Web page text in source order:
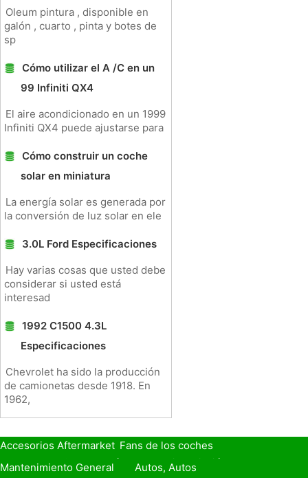
Oleum pintura , disponible en
galón , cuarto , pinta y botes de
sp
Cómo utilizar el A /C en un
99 Infiniti QX4
El aire acondicionado en un 1999
Infiniti QX4 puede ajustarse para
Cómo construir un coche
solar en miniatura
La energía solar es generada por
la conversión de luz solar en ele
3.0L Ford Especificaciones
Hay varias cosas que usted debe
considerar si usted está
interesad
1992 C1500 4.3L
Especificaciones
Chevrolet ha sido la producción
de camionetas desde 1918. En
1962,
Accesorios Aftermarket Fans de los coches
Seguro de Coche
Préstamos y Financiación
Mantenimiento General Autos, Autos